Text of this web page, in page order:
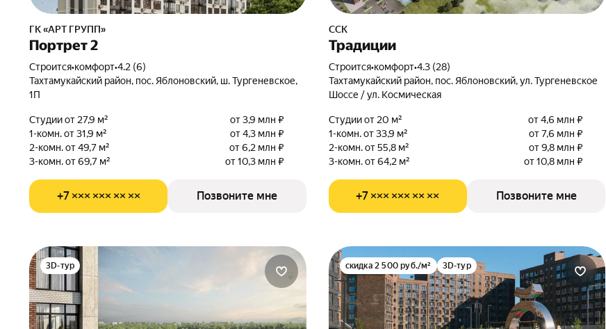
ГК «АРТ ГРУПП»
Портрет 2
Строится•комфорт•4.2 (6)
Тахтамукайский район, пос. Яблоновский, ш. Тургеневское,
1П
Студии от 27,9 м²
от 3,9 млн ₽
1-комн. от 31,9 м²
от 4,3 млн ₽
2-комн. от 49,7 м²
от 6,2 млн ₽
3-комн. от 69,7 м²
от 10,3 млн ₽
+7 ××× ××× ×× ×× Позвоните мне
ССК
Традиции
Строится•комфорт•4.3 (28)
Тахтамукайский район, пос. Яблоновский, ул. Тургеневское
Шоссе / ул. Космическая
Студии от 20 м²
от 4,6 млн ₽
1-комн. от 33,9 м²
от 7,6 млн ₽
2-комн. от 55,8 м²
от 9,8 млн ₽
3-комн. от 64,2 м²
от 10,8 млн ₽
+7 ××× ××× ×× ×× Позвоните мне
3D-тур скидка 2 500 руб./м² 3D-тур